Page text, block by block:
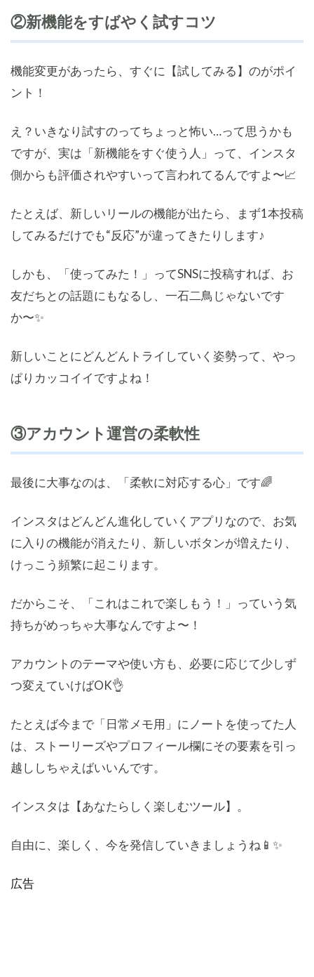
②新機能をすばやく試すコツ
機能変更があったら、すぐに【試してみる】のがポイ
ント！
え？いきなり試すのってちょっと怖い…って思うかも
ですが、実は「新機能をすぐ使う人」って、インスタ
側からも評価されやすいって言われてるんですよ〜📈
たとえば、新しいリールの機能が出たら、まず1本投稿
してみるだけでも“反応”が違ってきたりします♪
しかも、「使ってみた！」ってSNSに投稿すれば、お
友だちとの話題にもなるし、一石二鳥じゃないです
か〜✨
新しいことにどんどんトライしていく姿勢って、やっ
ぱりカッコイイですよね！
③アカウント運営の柔軟性
最後に大事なのは、「柔軟に対応する心」です🌈
インスタはどんどん進化していくアプリなので、お気
に入りの機能が消えたり、新しいボタンが増えたり、
けっこう頻繁に起こります。
だからこそ、「これはこれで楽しもう！」っていう気
持ちがめっちゃ大事なんですよ〜！
アカウントのテーマや使い方も、必要に応じて少しず
つ変えていけばOK👌
たとえば今まで「日常メモ用」にノートを使ってた人
は、ストーリーズやプロフィール欄にその要素を引っ
越ししちゃえばいいんです。
インスタは【あなたらしく楽しむツール】。
自由に、楽しく、今を発信していきましょうね📱✨
広告